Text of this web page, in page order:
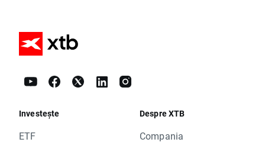
Investește
ETF
Despre XTB
Compania